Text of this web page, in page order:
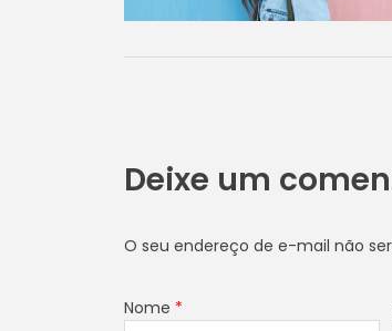
Deixe um
O seu endereço de e-mail não
Nome *